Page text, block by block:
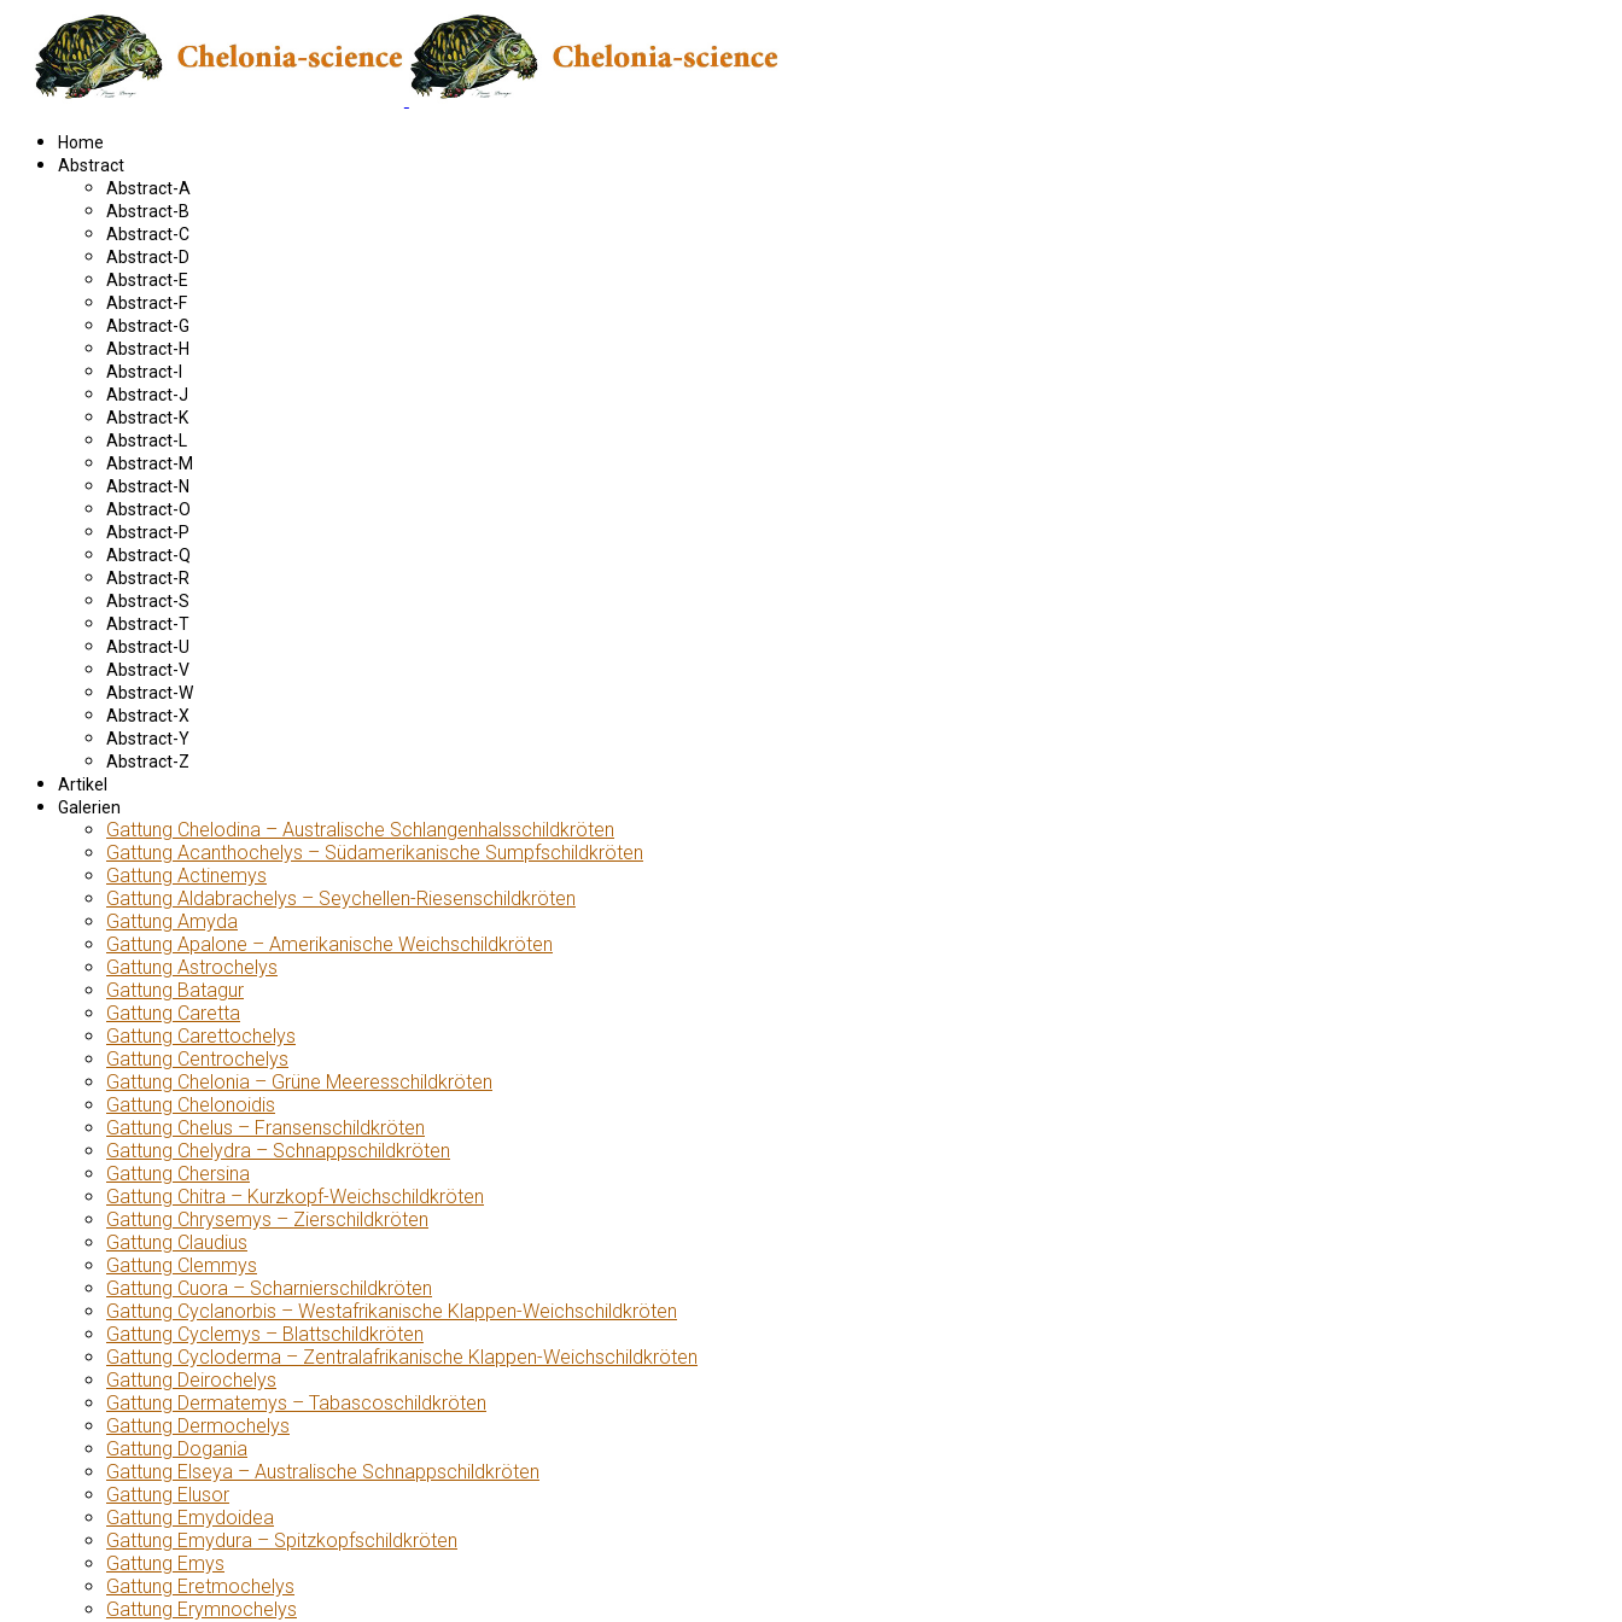
Home
Abstract
Abstract-A
Abstract-B
Abstract-C
Abstract-D
Abstract-E
Abstract-F
Abstract-G
Abstract-H
Abstract-I
Abstract-J
Abstract-K
Abstract-L
Abstract-M
Abstract-N
Abstract-O
Abstract-P
Abstract-Q
Abstract-R
Abstract-S
Abstract-T
Abstract-U
Abstract-V
Abstract-W
Abstract-X
Abstract-Y
Abstract-Z
Artikel
Galerien
Gattung Chelodina – Australische Schlangenhalsschildkröten
Gattung Acanthochelys – Südamerikanische Sumpfschildkröten
Gattung Actinemys
Gattung Aldabrachelys – Seychellen-Riesenschildkröten
Gattung Amyda
Gattung Apalone – Amerikanische Weichschildkröten
Gattung Astrochelys
Gattung Batagur
Gattung Caretta
Gattung Carettochelys
Gattung Centrochelys
Gattung Chelonia – Grüne Meeresschildkröten
Gattung Chelonoidis
Gattung Chelus – Fransenschildkröten
Gattung Chelydra – Schnappschildkröten
Gattung Chersina
Gattung Chitra – Kurzkopf-Weichschildkröten
Gattung Chrysemys – Zierschildkröten
Gattung Claudius
Gattung Clemmys
Gattung Cuora – Scharnierschildkröten
Gattung Cyclanorbis – Westafrikanische Klappen-Weichschildkröten
Gattung Cyclemys – Blattschildkröten
Gattung Cycloderma – Zentralafrikanische Klappen-Weichschildkröten
Gattung Deirochelys
Gattung Dermatemys – Tabascoschildkröten
Gattung Dermochelys
Gattung Dogania
Gattung Elseya – Australische Schnappschildkröten
Gattung Elusor
Gattung Emydoidea
Gattung Emydura – Spitzkopfschildkröten
Gattung Emys
Gattung Eretmochelys
Gattung Erymnochelys